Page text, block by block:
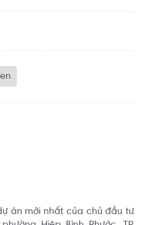
án mới nhất của chủ đầu tư